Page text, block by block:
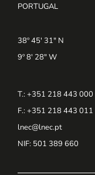
PORTUGAL
38º 45' 31" N
9º 8' 28" W
T.: +351 218 443 000
F.: +351 218 443 011
lnec@lnec.pt
NIF: 501 389 660